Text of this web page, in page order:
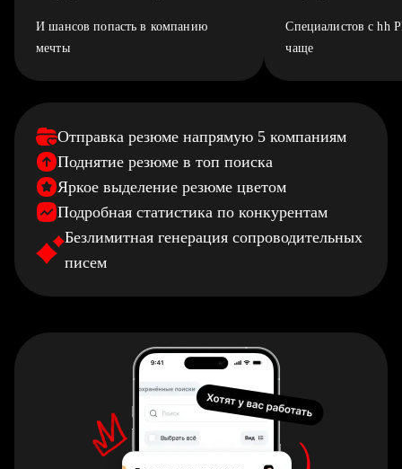
И шансов попасть в компанию
мечты
Специалистов с hh
чаще
Отправка резюме напрямую 5 компаниям
Поднятие резюме в топ поиска
Яркое выделение резюме цветом
Подробная статистика по конкурентам
Безлимитная генерация сопроводительных
писем